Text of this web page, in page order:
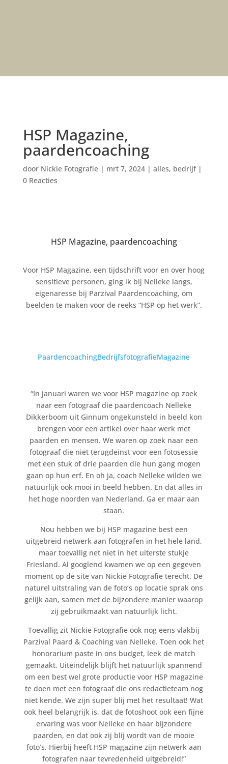
HSP Magazine,
paardencoaching
door Nickie Fotografie| mrt 7, 2024| alles, bedrijf|
0 Reacties
HSP Magazine, paardencoaching
Voor HSP Magazine, een tijdschrift voor en over hoog
sensitieve personen, ging ik bij Nelleke langs,
eigenaresse bij Parzival Paardencoaching, om
beelden te maken voor de reeks “HSP op het werk”.
PaardencoachingBedrijfsfotografieMagazine
“In januari waren we voor HSP magazine op zoek
naar een fotograaf die paardencoach Nelleke
Dikkerboom uit Ginnum ongekunsteld in beeld kon
brengen voor een artikel over haar werk met
paarden en mensen. We waren op zoek naar een
fotograaf die niet terugdeinst voor een fotosessie
met een stuk of drie paarden die hun gang mogen
gaan op hun erf. En oh ja, coach Nelleke wilden we
natuurlijk ook mooi in beeld hebben. En dat alles in
het hoge noorden van Nederland. Ga er maar aan
staan.
Nou hebben we bij HSP magazine best een
uitgebreid netwerk aan fotografen in het hele land,
maar toevallig net niet in het uiterste stukje
Friesland. Al googlend kwamen we op een gegeven
moment op de site van Nickie Fotografie terecht. De
naturel uitstraling van de foto’s op locatie sprak ons
gelijk aan, samen met de bijzondere manier waarop
zij gebruikmaakt van natuurlijk licht.
Toevallig zit Nickie Fotografie ook nog eens vlakbij
Parzival Paard & Coaching van Nelleke. Toen ook het
honorarium paste in ons budget, leek de match
gemaakt. Uiteindelijk blijft het natuurlijk spannend
om een best wel grote productie voor HSP magazine
te doen met een fotograaf die ons redactieteam nog
niet kende. We zijn super blij met het resultaat! Wat
ook heel belangrijk is, dat de fotoshoot ook een fijne
ervaring was voor Nelleke en haar bijzondere
paarden, en dat ook zij blij wordt van de mooie
foto’s. Hierbij heeft HSP magazine zijn netwerk aan
fotografen naar tevredenheid uitgebreid!”